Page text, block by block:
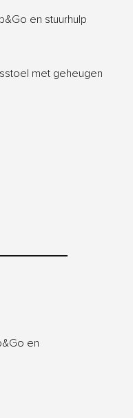
en stuurhulp
met geheugen
en